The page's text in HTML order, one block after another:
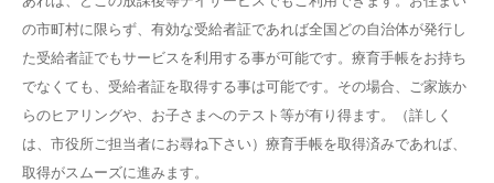
の市町村に限らず、有効な受給者証であれば全国どの自治体が発行し
た受給者証でもサービスを利用する事が可能です。療育手帳をお持ち
でなくても、受給者証を取得する事は可能です。その場合、ご家族か
らのヒアリングや、お子さまへのテスト等が有り得ます。（詳しく
は、市役所ご担当者にお尋ね下さい）療育手帳を取得済みであれば、
取得がスムーズに進みます。